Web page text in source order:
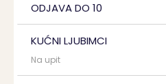
ODJAVA DO 10
KUĆNI LJUBIMCI
Na upit